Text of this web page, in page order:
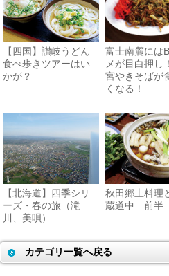
【四国】讃岐うどん
食べ歩きツアーはい
かが？
富士南麓には
メが目白押し
宮やきそばが
くなる！
【北海道】四季シリ
ーズ・春の旅（滝
川、美唄）
秋田郷土料理
蔵道中 前半
カテゴリ一覧へ戻る